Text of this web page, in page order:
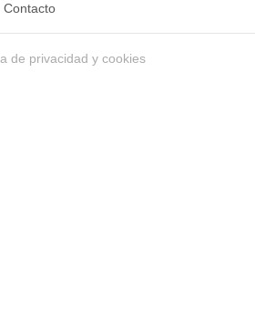
Contacto
de privacidad y cookies